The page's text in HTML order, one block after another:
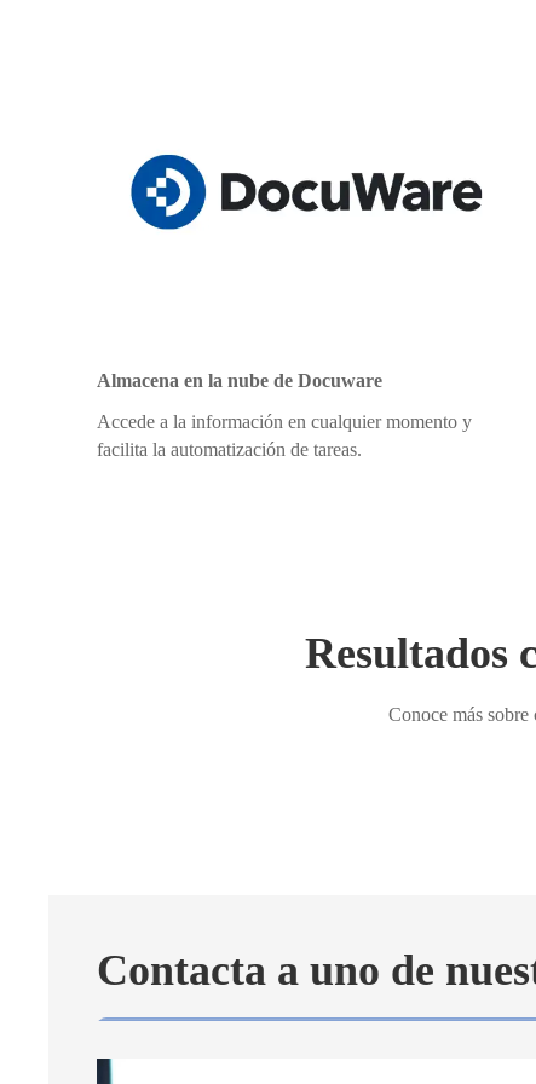
Almacena en la nube de Docuware
Accede a la información en cualquier momento y
facilita la automatización de tareas.
Resultados
Conoce más
Contacta a uno de